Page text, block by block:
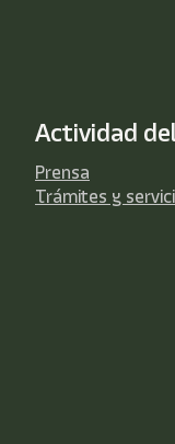
Actividad
Prensa
Trámites y